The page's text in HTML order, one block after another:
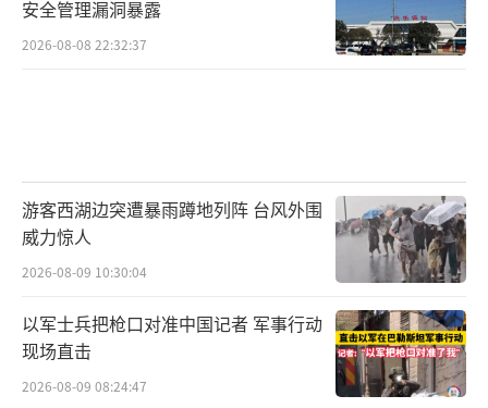
安全管理漏洞暴露
2026-08-08 22:32:37
游客西湖边突遭暴雨蹲地列阵 台风外围
威力惊人
2026-08-09 10:30:04
以军士兵把枪口对准中国记者 军事行动
现场直击
2026-08-09 08:24:47